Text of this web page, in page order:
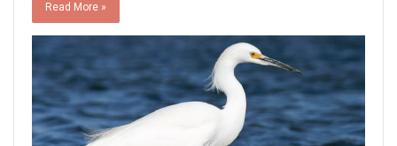
Read More »